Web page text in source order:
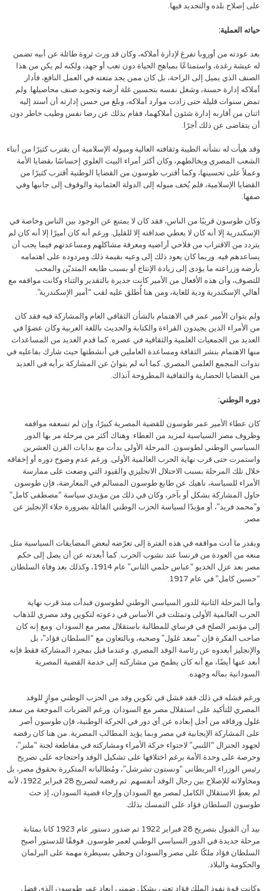
على إصلاح بلده والتجديد فيها.
حياته العملية:
بعد عودته من أوروبا تفرغ لإدارة أملاكه، وكان قد ورث ثروة طائلة عن أبيه تضمن
له عيشة رغدة، واستمتاعًا بمباهج الحياة دون تعب أو جهد، ولكنه لم يكن من هذا
الصنف الذي يميل إلى الراحة، بل كان ممن يجد متعته في العمل النافع، فأدار
أملاكه إدارة حسنة، وشغل نفسه بتحسين غلة أرضه وتجويد صنف محاصيلها. ولم
تمض سنوات قليلة حتى زادت موارد أملاكه، وبلغ من حسن إدارته أن أسند إليه
اثنان من أقاربه إدارة شئون أملاكهما، فقام بذلك عن رضا نفس وطيب خاطر دون
أن يتقاضى عن ذلك أجرًا.
وقد هيأت له نشأته الطيبة وثقافته العالية وميوله الإسلامية أن يقترب كثيرًا من أبناء
الشعب المصري ويخالطهم، وكان أكثر أمراء البيت العلوي إحساسًا بقضايا الأمة
وعملاً على تحسينها، وكما أقترب طوسون من القضايا الوطنية أقترب كثيرًا من
القضايا الإسلامية، فلم يُخف ميوله إلى الدولة العثمانية والوقوف إلى جانبها وفي
صفها.
وكان طوسون قريبًا من الناس، فقد كان لا يمتنع عن الوجود بين الناس وخاصة في
الإسكندرية إلا أنه كان لا يعطي صداقته إلا للقليل. ورغم أنه كان أميرًا إلا أنه كان لم
يتردد من الاقتراب من فلاحي أراضيه ومعرفة مشاكلهم ومساعدتهم فيما يجب أن
يساعدهم فيه. وربما كان يعود ذلك إلى وعيه بقيمة ذلك ومردوده على اهتمامه
بأرضه وزراعته ما يؤدى إلى زيادة الإنتاج أو بسبب طابعه المتديّن والمحب
للتصوف، وأن هذه الأفعال من الأمير كانت جديرة بالتقدير والثناء وكانت مواقفه مع
أهالي الإسكندرية ودية للغاية، ومن هنا أُطلق عليه لقب “أمير الإسكندرية”.
ولم يتوان الأمير عمر في الاهتمام بالشأن الثقافي العام والمشاركة فيه فقد كان
من الأمراء الذين يجيدون القراءة والكتابة والحديث باللغة العربية وكان عضوًا في
العديد من الجمعيات العلمية والثقافية في عصره. كما قدم العديد من المساعدات
منها الاهتمام بنشر الثقافة ومساعدة العاملين في أنشطتها حيث شارك بفاعليه في
ندوات المجمع العلمي المصري. كما أنه لم يتوانَ عن المشاركة برأيه في العديد
من القضايا الحضارية والثقافية المطروحة آنذاك.
دوره الوطني:
كان عطاء الأمير عمر طوسون للقضية المصرية كبيرًا، وإن لم تسعفه مواقفه
وظروف مصر السياسية لمزيد من العطاء. وهناك أكثر من مرحلة مر بها الدور
السياسي الوطني لطوسون. المرحلة الأولى بدأت مع بدايات القرن العشرين
واستمرت حتى قرب نهاية الحرب العالمية الأولى. ورغم عدم وضوح دوره أو إخفاقه
خلال تلك المرحلة بسبب الاحتلال الانجليزي والقيود التي وضعت على ممارسة
الأمراء للسياسة، ناهيك عن طابع طوسون المسالم في المعارضة، فإن طوسون
حاول المشاركة بشكل أو بآخر، وكان في ذلك من مؤيدي سياسة “مصطفى كامل”
و”محمد فريد”، أو مؤيدًا لسياسة الحزب الوطني القائلة بضرورة جلاء الإنجليز عن
مصر.
وبقدر ما أدت مواقفه في هذه الفترة إلى تعرّضه لبعض المضايقات السياسية مثل
منعه من العودة من فرنسا عند نشوب الحرب. كما أبعدته عن أن يصل إلى حكم
مصر بعد عزل الخديو “عباس حلمي الثاني” عام 1914، وكذلك بعد وفاة السلطان
“حسين كامل” في عام 1917.
وأما المرحلة الثانية للدور السياسي الوطني لطوسون فبدأت منذ قرب نهاية
الحرب العالمية الأولى وتمثلت في الأساس في دعوته لتكوين وفد مصري للذهاب
إلى مؤتمر الصلح في فرساي للمطالبة باستقلال مصر مع السودان. ومع إنه كان
صاحب الفكرة فإن “سعد غلول” وصحبه، وبالتعاون مع “السلطان فؤاد”، بل
والإنجليز أبعدوه عن رئاسة الوفد المصري. وعندما قبل بمجرد المشاركة فقط فإنه
أبعد عنها أيضًا، مع أنه كان يطمح من مشاركته إلى خدمة القضية المصرية
السودانية بماله وجهده.
ورغم فشله في ذلك فقد فشل في تكوين وفد من الحزب الوطني موازٍ للوفد
المصري للتأكيد على استقلال مصر مع السودان. ورغم الضربات الموجعة من سعد
غلول ورفاقه من أجل إبعاده عن أي دور في الحركة الوطنية، فإن طوسون أصر
على المشاركة الإيجابية في مصر وبما يؤيد المطالب المصرية. من هنا كان رفضه
لجهود الجنرال “اللنبي” لاحتواء حركة الأمراء ومشاركته في مقاطعة لجنة “ملنر”،
وحرصة على وحدة الأمة برغم اختلافها على تشكيل الوفد واحتجاجه على تصريح
رئيس الوزراء البريطاني “ونستون تشرشل”، ومُطالباته المتكررة بحقوق مصر، بل
ومحاولاته للإصلاح بين رجال الوفد أنفسهم. ثم رفضه لتصريح 28 فبراير 1922، لأنه
لم يعطِ الاستقلال الكامل لمصر مع السودان وإرجاء قضية السودان، إذ حث
طوسون السلطان فؤاد على التمسك بذلك.
بيد أن القبول بتصريح 28 فبراير 1922 ثم صدور دستور عام 1923 كانا بمثابة
مرحلة جديدة في الدور السياسي الوطني لعمر طوسون. فوفقًا للدستور أصبح
السلطان فؤاد ملكًا على مصر والسودان وحظي بسيطرة مهمة على البرلمان
والحكومة والبلاد.
وكانت قوة نفوذ الملك فؤاد تعني بشكل ضمني إبعاد عمر طوسون الذي فضل